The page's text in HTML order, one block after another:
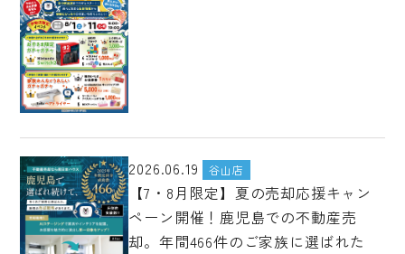
2026.06.19 谷山店
【7・8月限定】夏の売却応援キャン
ペーン開催！鹿児島での不動産売
却。年間466件のご家族に選ばれた